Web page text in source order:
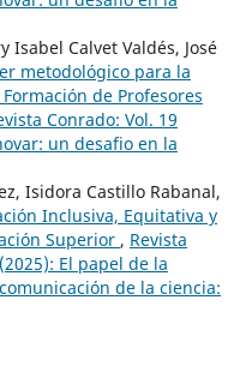
Isabel Calvet Valdés, José
metodológico para la
de Profesores
Conrado: Vol. 19
un desafio en la
Isidora Castillo Rabanal,
Inclusiva, Equitativa y
Superior , Revista
El papel de la
de la ciencia: